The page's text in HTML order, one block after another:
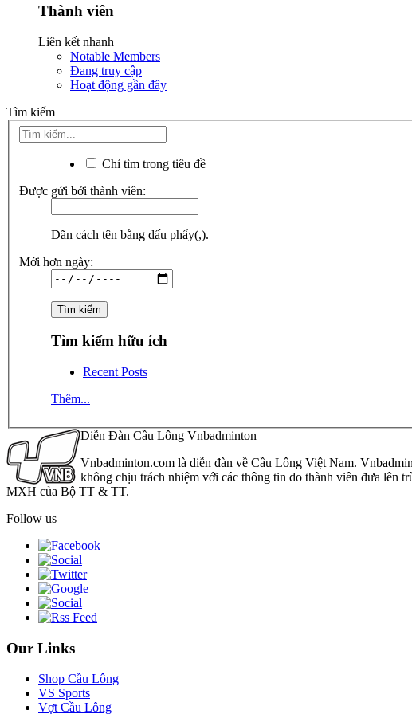
Thành viên
Liên kết nhanh
Notable Members
Đang truy cập
Hoạt động gần đây
Tìm kiếm
Chỉ tìm trong tiêu đề
Được gửi bởi thành viên:
Dãn cách tên bằng dấu phẩy(,).
Mới hơn ngày:
Tìm kiếm hữu ích
Recent Posts
Thêm...
Diễn Đàn Cầu Lông Vnbadminton
Vnbadminton.com là diễn đàn về Cầu Lông Việt Nam.
không chịu trách nhiệm với các thông tin do thành viên đưa lên
MXH của Bộ TT & TT.
Follow us
Our Links
Shop Cầu Lông
VS Sports
Vợt Cầu Lông